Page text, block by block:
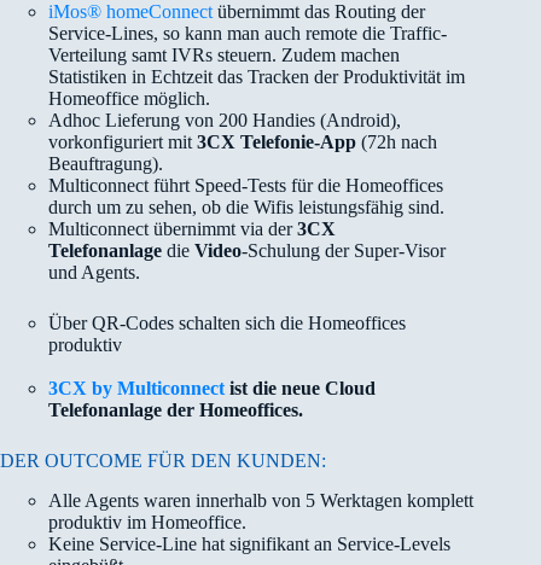
iMos® homeConnect übernimmt das Routing der
Service-Lines, so kann man auch remote die Traffic-
Verteilung samt IVRs steuern. Zudem machen
Statistiken in Echtzeit das Tracken der Produktivität im
Homeoffice möglich.
Adhoc Lieferung von 200 Handies (Android),
vorkonfiguriert mit 3CX Telefonie-App (72h nach
Beauftragung).
Multiconnect führt Speed-Tests für die Homeoffices
durch um zu sehen, ob die Wifis leistungsfähig sind.
Multiconnect übernimmt via der3CX
Telefonanlage die Video-Schulung der Super-Visor
und Agents.
Über QR-Codes schalten sich die Homeoffices
produktiv
3CX by Multiconnect ist die neue Cloud
Telefonanlage der Homeoffices.
DER OUTCOME FÜR DEN KUNDEN:
Alle Agents waren innerhalb von 5 Werktagen komplett
produktiv im Homeoffice.
Keine Service-Line hat signifikant an Service-Levels